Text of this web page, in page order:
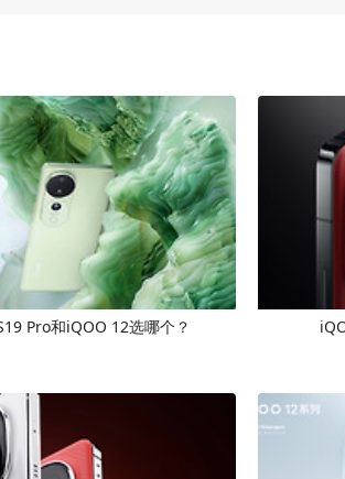
Pro和iQOO 12选哪个？